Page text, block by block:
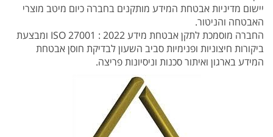
יישום מדיניות אבטחת המידע מותקנים בחברה כיום מיטב מוצרי
האבטחה והניטור.
החברה מוסמכת לתקן אבטחת מידע 2022 : 27001 ISO ומבצעת
ביקורות חיצוניות ופנימיות סביב השעון לבדיקת חוסן אבטחת
המידע בארגון ואיתור סכנות וניסיונות פריצה.